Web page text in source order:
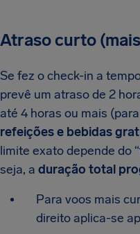
Atraso curto
Se fez o check-in a
prevê um atraso de 2
até 4 horas ou mais (para
refeições e bebidas
limite exato depende do “
seja, a duração total
Para voos mais
direito aplica-se